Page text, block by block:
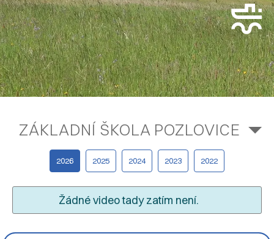
ZÁKLADNÍ ŠKOLA POZLOVICE
2026 2025 2024 2023 2022
Žádné video tady zatím není.